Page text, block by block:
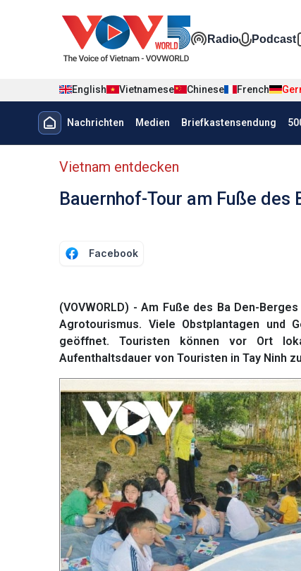
ĐaRadio Podcast
English Vietnamese Chinese French
Menu trang chủ tiếng Đức
Nachrichten Medien Briefkastensendung
menu phụ tiếng Đức
Vietnam entdecken
Bauernhof-Tour am Fuße des
Facebook
(VOVWORLD) - Am Fuße des Ba Den-
Agrotourismus. Viele Obstplantagen und
geöffnet. Touristen können vor Ort
Aufenthaltsdauer von Touristen in Tay Ninh